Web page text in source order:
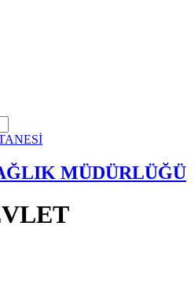
MÜDÜRLÜĞÜ